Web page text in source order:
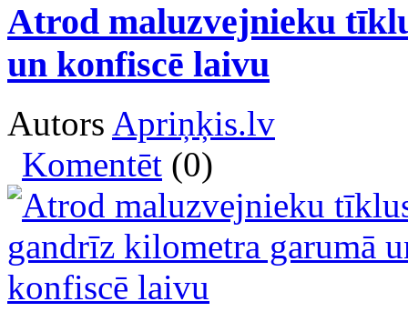
Atrod maluzvejnieku
un konfiscē laivu
Autors Apriņķis.lv
Komentēt (0)